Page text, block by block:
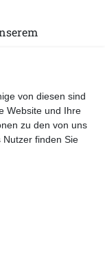
von diesen sind
Website und Ihre
zu den von uns
finden Sie